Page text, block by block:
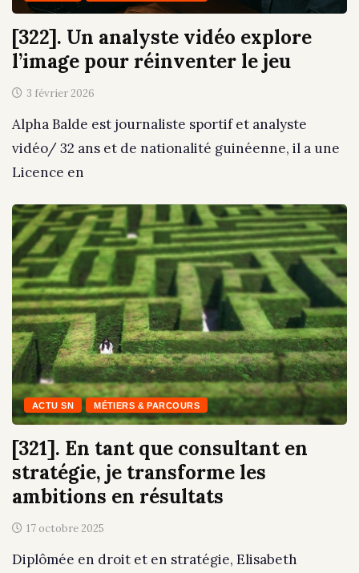
[322]. Un analyste vidéo explore
l’image pour réinventer le jeu
3 février 2026
Alpha Balde est journaliste sportif et analyste
vidéo/ 32 ans et de nationalité guinéenne, il a une
Licence en
ACTU SN MÉTIERS & PARCOURS
[321]. En tant que consultant en
stratégie, je transforme les
ambitions en résultats
17 octobre 2025
Diplômée en droit et en stratégie, Elisabeth